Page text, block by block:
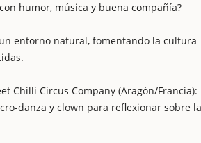
humor, música y buena compañía?
entorno natural, fomentando la cultura
Chilli Circus Company (Aragón/Francia):
danza y clown para reflexionar sobre la